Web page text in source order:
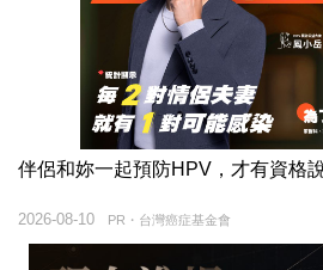
伴侶和妳一起預防HPV，才有資格
PR・台灣癌症基金會
2026-08-10